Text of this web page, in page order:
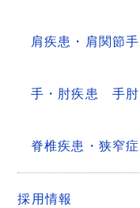
肩疾患・肩関節
手・肘疾患 手
脊椎疾患・狭窄
採用情報